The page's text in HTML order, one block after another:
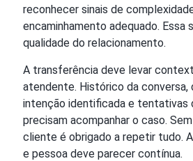
reconhecer sinais de
encaminhamento adequado. Essa
qualidade do relacionamento.
A transferência deve levar
atendente. Histórico da conversa,
intenção identificada e tentativas
precisam acompanhar o caso.
cliente é obrigado a repetir tudo.
e pessoa deve parecer contínua.